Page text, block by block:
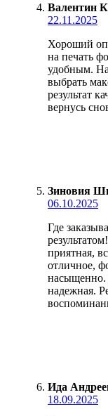
Валентин
22.11.2025
Хороший
на печать
удобным. На
выбрать
результат
вернусь
Зиновия
06.10.2025
Где
приятная,
отличное,
насыщенно.
надежная.
Ида
18.09.2025